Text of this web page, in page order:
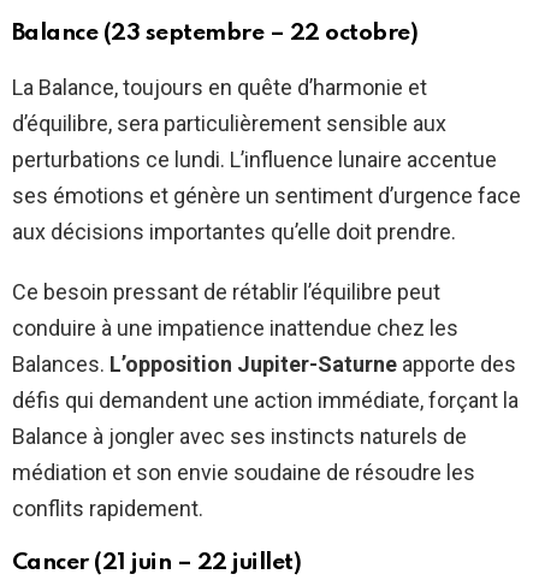
Balance (23 septembre – 22 octobre)
La Balance, toujours en quête d’harmonie et
d’équilibre, sera particulièrement sensible aux
perturbations ce lundi. L’influence lunaire accentue
ses émotions et génère un sentiment d’urgence face
aux décisions importantes qu’elle doit prendre.
Ce besoin pressant de rétablir l’équilibre peut
conduire à une impatience inattendue chez les
Balances. L’opposition Jupiter-Saturne apporte des
défis qui demandent une action immédiate, forçant la
Balance à jongler avec ses instincts naturels de
médiation et son envie soudaine de résoudre les
conflits rapidement.
Cancer (21 juin – 22 juillet)